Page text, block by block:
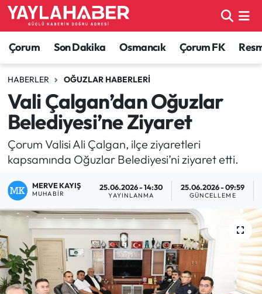
Çorum Son Dakika Osmancık Çorum FK
HABERLER OĞUZLAR HABERLERI
Vali Çalgan’dan Oğuzlar
Belediyesi’ne Ziyaret
Çorum Valisi Ali Çalgan, ilçe ziyaretleri
kapsamında Oğuzlar Belediyesi’ni ziyaret etti.
MERVE KAYIŞ
MUHABIR
25.06.2026 - 14:30
YAYINLANMA
25.06.2026 - 09:59
GÜNCELLEME
Alaca Haberleri
Bayat Haberleri
Bilgi - Keşfet Haberleri
Bilim ve Teknoloji
Boğazkale Haberleri
Çorum Haberleri
Çorum Son Dakika Haberleri
Dodurga Haberleri
Eğitim
Çorum Nöbetçi Eczaneler
Çorum Hava Durumu
Çorum Namaz Vakitleri
Çorum Trafik Yoğunluk Haritası
TFF 1.Lig Puan Durumu ve Fikstür
Tüm Manşetler
Son Dakika Haberleri
Haber Arşivi